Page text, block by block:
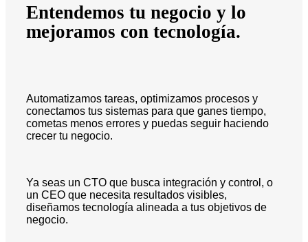
Entendemos tu negocio y lo
mejoramos con tecnología.
Automatizamos tareas, optimizamos procesos y
conectamos tus sistemas para que ganes tiempo,
cometas menos errores y puedas seguir haciendo
crecer tu negocio.
Ya seas un CTO que busca integración y control, o
un CEO que necesita resultados visibles,
diseñamos tecnología alineada a tus objetivos de
negocio.